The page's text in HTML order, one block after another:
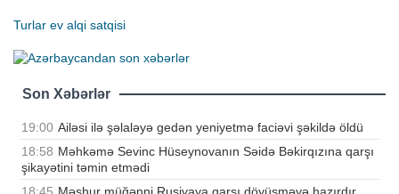
Turlar ev alqi satqisi
Son Xəbərlər
19:00 Ailəsi ilə şəlaləyə gedən yeniyetmə faciəvi şəkildə öldü
18:58 Məhkəmə Sevinc Hüseynovanın Səidə Bəkirqızına qarşı
şikayətini təmin etmədi
18:45 Məşhur müğənni Rusiyaya qarşı döyüşməyə hazırdır